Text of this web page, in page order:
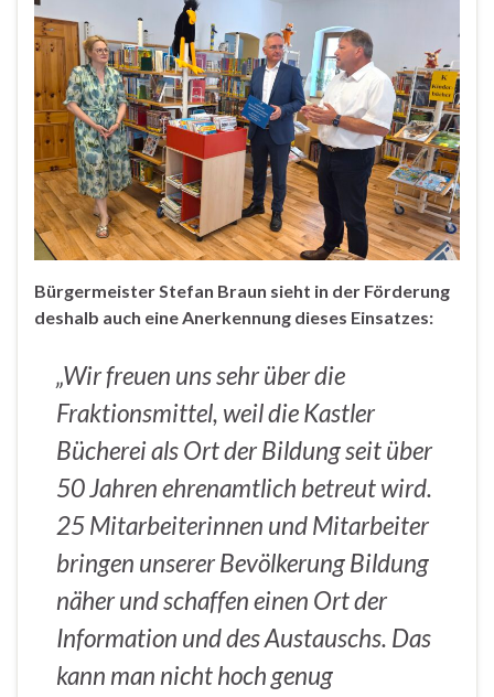
Bürgermeister Stefan Braun sieht in der Förderung
deshalb auch eine Anerkennung dieses Einsatzes:
„Wir freuen uns sehr über die
Fraktionsmittel, weil die Kastler
Bücherei als Ort der Bildung seit über
50 Jahren ehrenamtlich betreut wird.
25 Mitarbeiterinnen und Mitarbeiter
bringen unserer Bevölkerung Bildung
näher und schaffen einen Ort der
Information und des Austauschs. Das
kann man nicht hoch genug